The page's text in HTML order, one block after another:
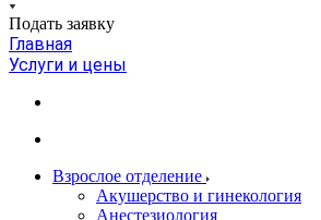
Подать заявку
Главная
Услуги и цены
Взрослое отделение
Акушерство и гинекология
Анестезиология